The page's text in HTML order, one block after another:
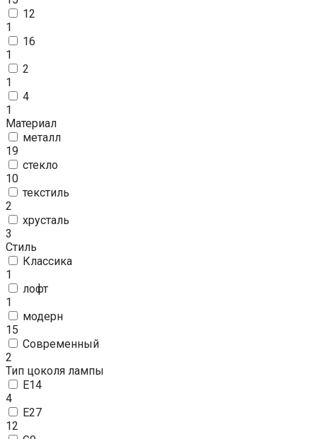
12
1
16
1
2
1
4
1
Материал
металл
19
стекло
10
текстиль
2
хрусталь
3
Стиль
Классика
1
лофт
1
модерн
15
Современный
2
Тип цоколя лампы
E14
4
E27
12